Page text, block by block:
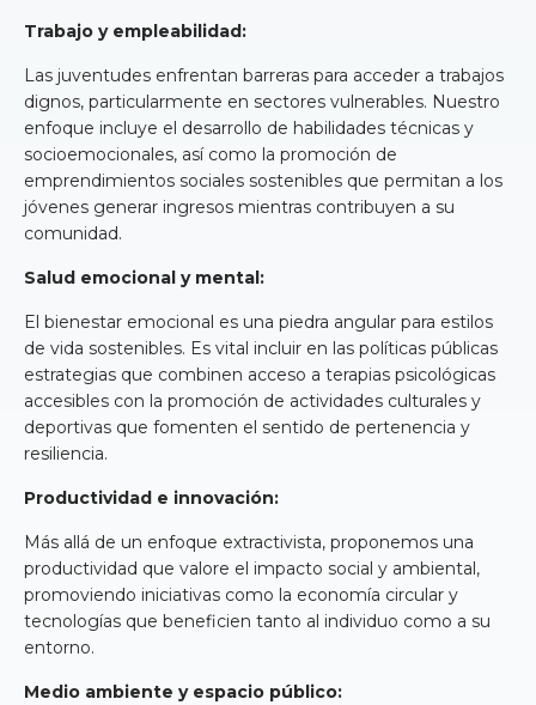
Trabajo y empleabilidad:
Las juventudes enfrentan barreras para acceder a trabajos
dignos, particularmente en sectores vulnerables. Nuestro
enfoque incluye el desarrollo de habilidades técnicas y
socioemocionales, así como la promoción de
emprendimientos sociales sostenibles que permitan a los
jóvenes generar ingresos mientras contribuyen a su
comunidad.
Salud emocional y mental:
El bienestar emocional es una piedra angular para estilos
de vida sostenibles. Es vital incluir en las políticas públicas
estrategias que combinen acceso a terapias psicológicas
accesibles con la promoción de actividades culturales y
deportivas que fomenten el sentido de pertenencia y
resiliencia.
Productividad e innovación:
Más allá de un enfoque extractivista, proponemos una
productividad que valore el impacto social y ambiental,
promoviendo iniciativas como la economía circular y
tecnologías que beneficien tanto al individuo como a su
entorno.
Medio ambiente y espacio público: